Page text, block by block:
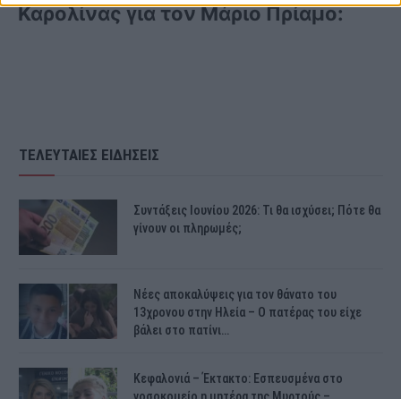
Καρολίνας για τον Μάριο Πρίαμο:
ΤΕΛΕΥΤΑΙΕΣ ΕΙΔΗΣΕΙΣ
Συντάξεις Ιουνίου 2026: Τι θα ισχύσει; Πότε θα
γίνουν οι πληρωμές;
Νέες αποκαλύψεις για τον θάνατο του
13χρονου στην Ηλεία – Ο πατέρας του είχε
βάλει στο πατίνι…
Κεφαλονιά – Έκτακτο: Εσπευσμένα στο
νοσοκομείο η μητέρα της Μυρτούς –